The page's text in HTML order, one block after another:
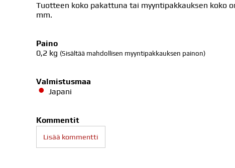
Tuotteen koko pakattuna tai myyntipakkauksen koko
mm.
Paino
0,2 kg (Sisältää mahdollisen myyntipakkauksen painon)
Valmistusmaa
Japani
Kommentit
Lisää kommentti